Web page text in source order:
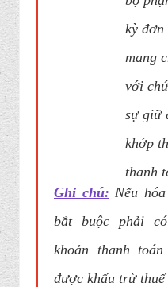
kỳ đơn
mang
với
sự giữ
khớp
thanh
Ghi chú: Nếu
bắt buộc phải
khoản thanh
được khấu trừ thuế